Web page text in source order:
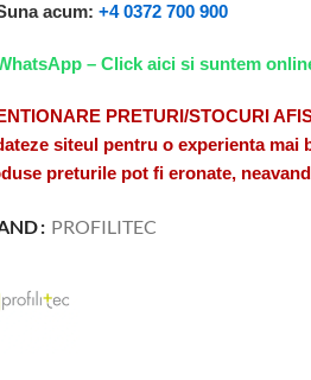
acum: +4 0372 700 900
– Click aici si suntem
PRETURI/STOCURI
siteul pentru o experienta mai
preturile pot fi eronate,
PROFILITEC